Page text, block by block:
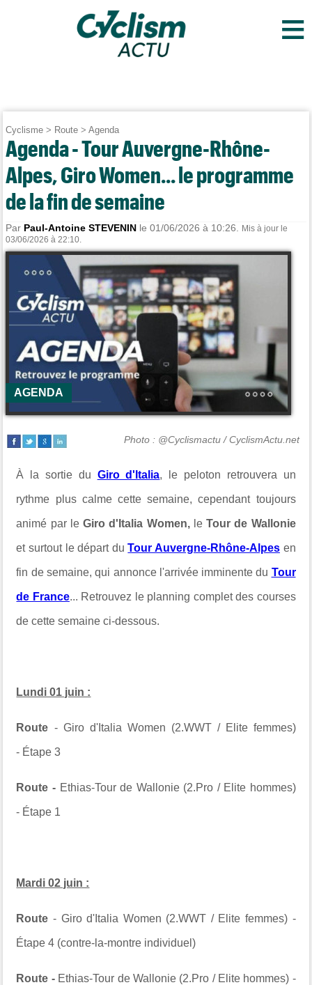
≡
Cyclisme > Route >Agenda
Agenda - Tour Auvergne-Rhône-
Alpes, Giro Women... le programme
de la fin de semaine
Par Paul-Antoine STEVENIN le 01/06/2026 à 10:26.
Mis à jour le
03/06/2026 à 22:10.
AGENDA
Photo : @Cyclismactu / CyclismActu.net
À la sortie du Giro d'Italia, le peloton retrouvera un
rythme plus calme cette semaine, cependant toujours
animé par leGiro d'Italia Women, leTour de Wallonie
et surtout le départ duTour Auvergne-Rhône-Alpes en
fin de semaine, qui annonce l'arrivée imminente du Tour
de France... Retrouvez le planning complet des courses
de cette semaine ci-dessous.
Lundi 01 juin :
Route - Giro d'Italia Women (2.WWT / Elite femmes)
- Étape 3
Route - Ethias-Tour de Wallonie (2.Pro / Elite hommes)
- Étape 1
Mardi 02 juin :
Route- Giro d'Italia Women (2.WWT / Elite femmes) -
Étape 4 (contre-la-montre individuel)
Route - Ethias-Tour de Wallonie (2.Pro / Elite hommes) -